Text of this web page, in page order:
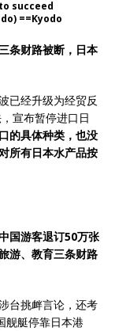
succeed
==Kyodo
条财路被断，日本
已经升级为经贸反
宣布暂停进口日
的具体种类，也没
所有日本水产品按
国游客退订50万张
游、教育三条财路
台挑衅言论，还考
舰艇停靠日本港